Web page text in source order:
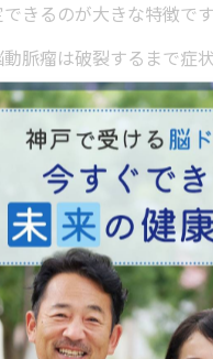
きるのが大きな特徴です
脈瘤は破裂するまで症
れると命に関わるケー
定期的なチェックは、こ
に防ぐための有効な手段
しでも脳ドックで未来
い段階で脳ドックを受
来を守るための備えに
きりの原因となりやす